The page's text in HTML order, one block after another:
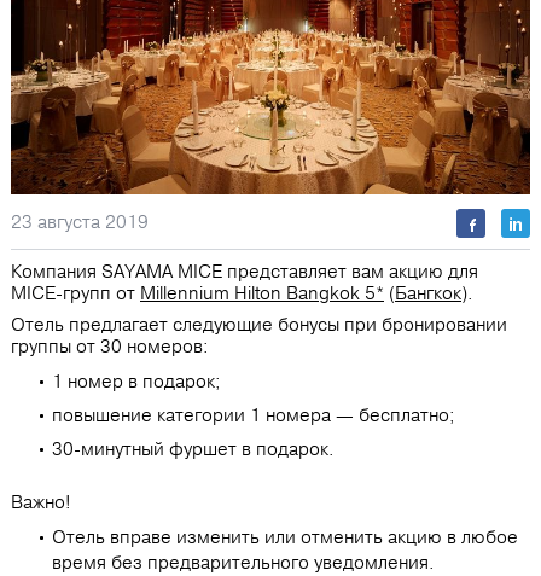
23 августа 2019
Компания SAYAMA MICE представляет вам акцию для
MICE-групп от Millennium Hilton Bangkok 5* (Бангкок).
Отель предлагает следующие бонусы при бронировании
группы от 30 номеров:
1 номер в подарок;
повышение категории 1 номера — бесплатно;
30-минутный фуршет в подарок.
Важно!
Отель вправе изменить или отменить акцию в любое
время без предварительного уведомления.